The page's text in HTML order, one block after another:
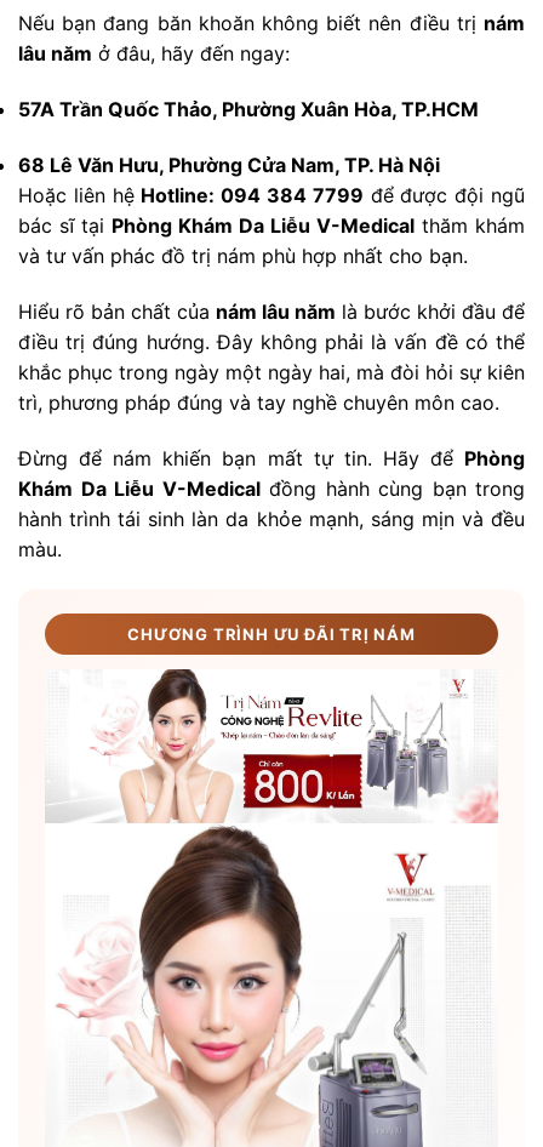
Nếu bạn đang băn khoăn không biết nên điều trị nám
lâu năm ở đâu, hãy đến ngay:
57A Trần Quốc Thảo, Phường Xuân Hòa, TP.HCM
68 Lê Văn Hưu, Phường Cửa Nam, TP. Hà Nội
Hoặc liên hệ Hotline: 094 384 7799 để được đội ngũ
bác sĩ tại Phòng Khám Da Liễu V-Medical thăm khám
và tư vấn phác đồ trị nám phù hợp nhất cho bạn.
Hiểu rõ bản chất của nám lâu năm là bước khởi đầu để
điều trị đúng hướng. Đây không phải là vấn đề có thể
khắc phục trong ngày một ngày hai, mà đòi hỏi sự kiên
trì, phương pháp đúng và tay nghề chuyên môn cao.
Đừng để nám khiến bạn mất tự tin. Hãy để Phòng
Khám Da Liễu V-Medicalđồng hành cùng bạn trong
hành trình tái sinh làn da khỏe mạnh, sáng mịn và đều
màu.
CHƯƠNG TRÌNH ƯU ĐÃI TRỊ NÁM